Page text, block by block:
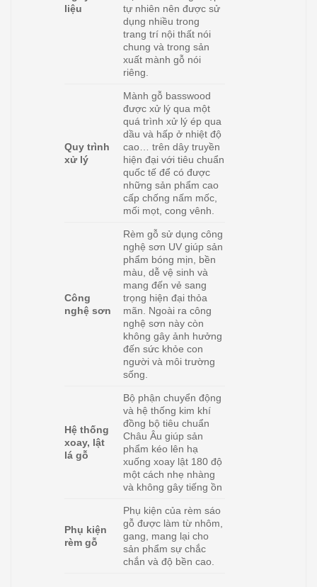
liệu
tự nhiên nên được sử
dụng nhiều trong
trang trí nội thất nói
chung và trong sản
xuất mành gỗ nói
riêng.
Quy trình
xử lý
Mành gỗ basswood
được xử lý qua một
quá trình xử lý ép qua
dầu và hấp ở nhiệt độ
cao… trên dây truyền
hiện đại với tiêu chuẩn
quốc tế để có được
những sản phẩm cao
cấp chống nấm mốc,
mối mọt, cong vênh.
Công
nghệ sơn
Rèm gỗ sử dụng công
nghệ sơn UV giúp sản
phẩm bóng mịn, bền
màu, dễ vệ sinh và
mang đến vẻ sang
trọng hiện đại thỏa
mãn. Ngoài ra công
nghệ sơn này còn
không gây ảnh hưởng
đến sức khỏe con
người và môi trường
sống.
Hệ thống
xoay, lật
lá gỗ
Bộ phận chuyển động
và hệ thống kim khí
đồng bộ tiêu chuẩn
Châu Âu giúp sản
phẩm kéo lên hạ
xuống xoay lật 180 độ
một cách nhẹ nhàng
và không gây tiếng ồn
Phụ kiện
rèm gỗ
Phụ kiện của rèm sáo
gỗ được làm từ nhôm,
gang, mang lại cho
sản phẩm sự chắc
chắn và độ bền cao.